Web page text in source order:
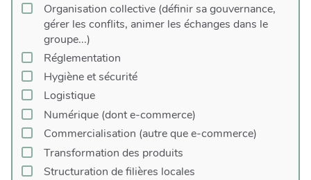
Loi EGALIM (introduction, transformation de
produits durables et de qualité en restauration
collective)
Approche globale
Accompagnement d’agriculteur.trice vers la vente
en circuit court
Techniques de Production
Production agricole
Agroécologie
Agronomie
Organisation collective (définir sa gouvernance,
gérer les conflits, animer les échanges dans le
groupe...)
Réglementation
Hygiène et sécurité
Logistique
Numérique (dont e-commerce)
Commercialisation (autre que e-commerce)
Transformation des produits
Structuration de filières locales